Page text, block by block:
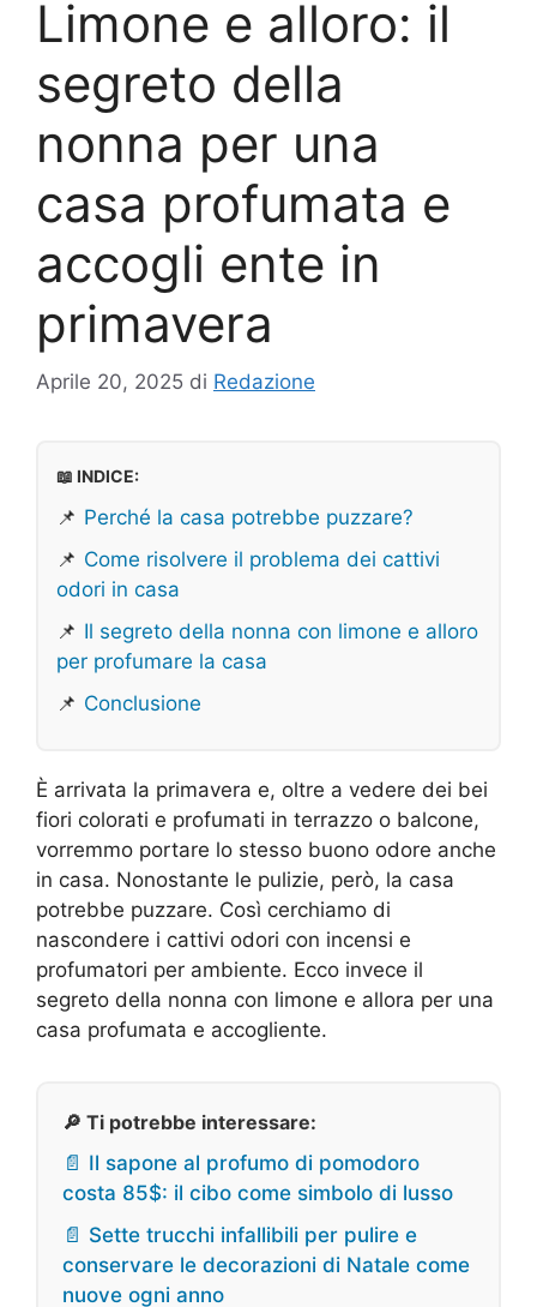
Limone e alloro: il
segreto della
nonna per una
casa profumata e
accogli ente in
primavera
Aprile 20, 2025 di Redazione
📖 INDICE:
📌 Perché la casa potrebbe puzzare?
📌 Come risolvere il problema dei cattivi
odori in casa
📌 Il segreto della nonna con limone e alloro
per profumare la casa
📌 Conclusione
È arrivata la primavera e, oltre a vedere dei bei
fiori colorati e profumati in terrazzo o balcone,
vorremmo portare lo stesso buono odore anche
in casa. Nonostante le pulizie, però, la casa
potrebbe puzzare. Così cerchiamo di
nascondere i cattivi odori con incensi e
profumatori per ambiente. Ecco invece il
segreto della nonna con limone e allora per una
casa profumata e accogliente.
🔎 Ti potrebbe interessare:
📄 Il sapone al profumo di pomodoro
costa 85$: il cibo come simbolo di lusso
📄 Sette trucchi infallibili per pulire e
conservare le decorazioni di Natale come
nuove ogni anno